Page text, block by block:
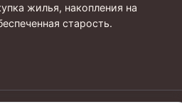
жилья, накопления на
старость.